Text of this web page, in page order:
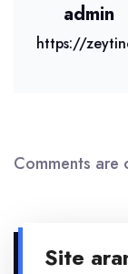
admin
https://
Comments
Site